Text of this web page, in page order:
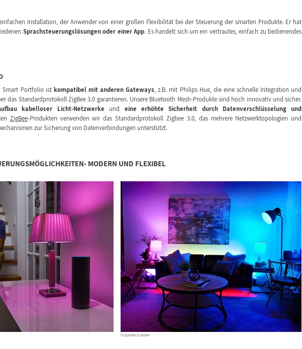
Installation, der Anwender von einer großen Flexibilität bei der Steuerung der smarten Produkte. Er hat
Sprachsteuerungslösungen oder einer App. Es handelt sich um ein vertrautes, einfach zu bedienendes
Smart Portfolio ist kompatibel mit anderen Gateways, z.B. mit Philips Hue, die eine schnelle Integration und
das Standardprotokoll ZigBee 3.0 garantieren. Unsere Bluetooth Mesh-Produkte sind hoch innovativ und sicher.
kabelloser Licht-Netzwerke und eine erhöhte Sicherheit durch Datenverschlüsselung und
ZigBee-Produkten verwenden wir das Standardprotokoll Zigbee 3.0, das mehrere Netzwerktopologien und
zur Sicherung von Datenverbindungen unterstützt.
MODERN UND FLEXIBEL
© LEDVANCE GmbH